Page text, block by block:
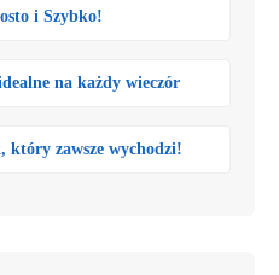
i Szybko!
na każdy wieczór
który zawsze wychodzi!